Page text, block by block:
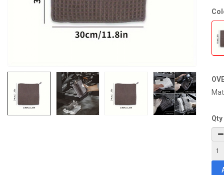
Qty